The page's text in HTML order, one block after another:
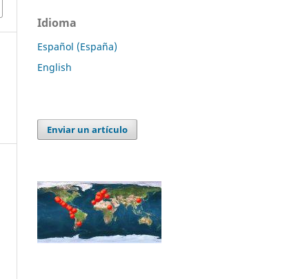
Idioma
Español (España)
English
Enviar un artículo